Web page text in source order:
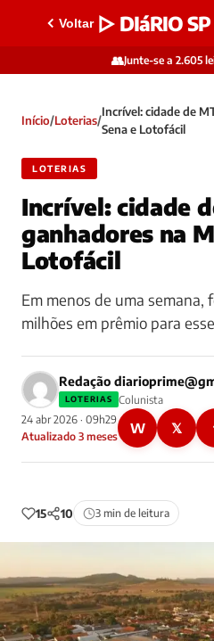
Voltar ▷ DIáRIO SP
👥Junte-se a 2.605
Início/Loterias/
Incrível: cidade de
Sena e Lotofácil
LOTERIAS
Incrível: cidade
ganhadores na
Lotofácil
Em menos de uma semana,
milhões em prêmio para
Redação
LOTERIAS
Colunista
24 abr 2026 · 09h29
Atualizado 3 meses
W 𝕏
15 10 3 min de leitura